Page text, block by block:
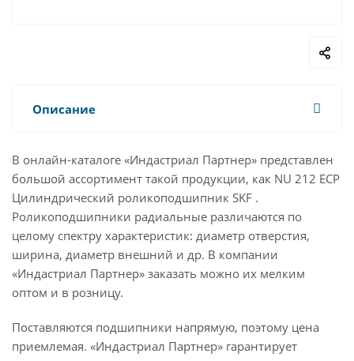
Описание
В онлайн-каталоге «Индастриал Партнер» представлен
большой ассортимент такой продукции, как NU 212 ECP
Цилиндрический роликоподшипник SKF .
Роликоподшипники радиальные различаются по
целому спектру характеристик: диаметр отверстия,
ширина, диаметр внешний и др. В компании
«Индастриал Партнер» заказать можно их мелким
оптом и в розницу.
Поставляются подшипники напрямую, поэтому цена
приемлемая. «Индастриал Партнер» гарантирует